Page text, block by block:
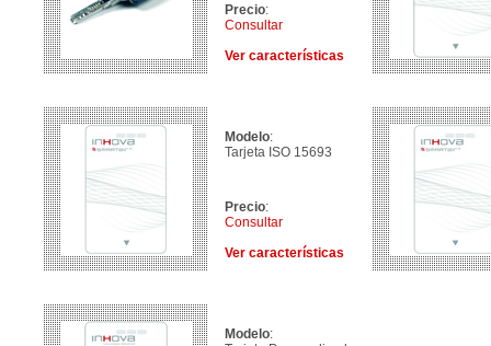
Precio:
Consultar
Ver características
Modelo:
Tarjeta ISO 15693
Precio:
Consultar
Ver características
Modelo: